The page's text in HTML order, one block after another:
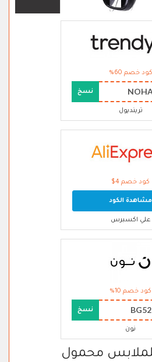
كود خصم 60%
نسخ
ترينديول
كود خصم 4$
مشاهدة الكود
علي اكسبرس
كود خصم 10%
نسخ
نون
محمول